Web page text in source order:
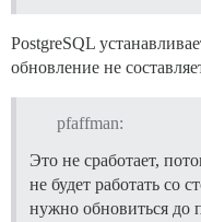
PostgreSQL
обновление не
pfaffman:
Это не сработает,
не будет работать со
нужно обновиться до